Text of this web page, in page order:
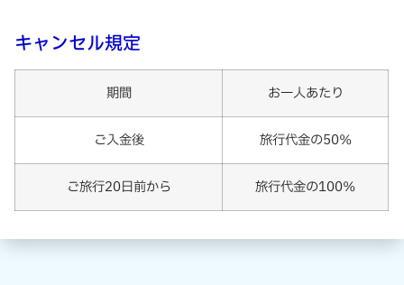
キャンセル規定
期間 お一人あたり
ご入金後 旅行代金の50％
ご旅行20日前から 旅行代金の100％